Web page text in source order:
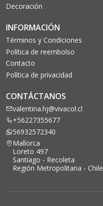
Decoración
INFORMACIÓN
Términos y Condiciones
Política de reembolso
Contacto
Política de privacidad
CONTÁCTANOS
valentina.hj@vivacol.cl
+56227355677
56932572340
Mallorca
Loreto 497
Santiago - Recoleta
Región Metropolitana - Chile